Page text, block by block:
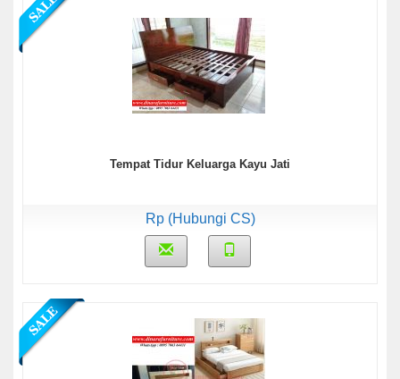
Tempat Tidur Keluarga Kayu Jati
Rp (Hubungi CS)